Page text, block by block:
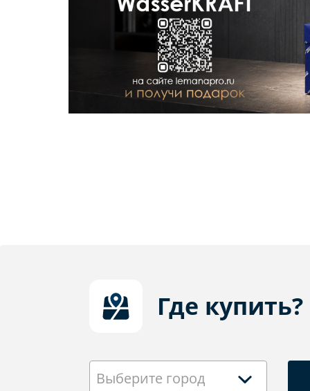
Где купить?
Выберите город